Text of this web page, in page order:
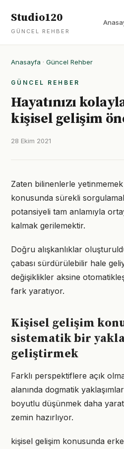
Studio120
GÜNCEL REHBER
Anasayfa · Güncel Rehber
GÜNCEL REHBER
Hayatınızı
kişisel gelişim
28 Ekim 2021
Zaten bilinenlerle
konusunda sürekli
potansiyeli tam anlamıyla
kalmak gerilemektir.
Doğru alışkanlıklar
çabası sürdürülebilir hale
değişiklikler aksine
fark yaratıyor.
Kişisel gelişim
sistematik bir
geliştirmek
Farklı perspektiflere açık
alanında dogmatik
boyutlu düşünmek daha
zemin hazırlıyor.
kişisel gelişim konusunda